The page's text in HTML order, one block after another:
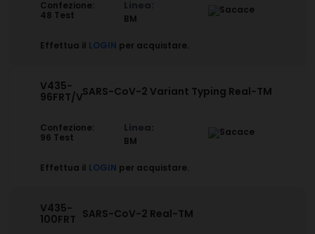
Confezione:
48 Test
Linea:
BM
Effettua il LOGIN per acquistare.
V435-
96FRT/VSARS-CoV-2 Variant Typing Real-TM
Confezione:
96 Test
Linea:
BM
Effettua il LOGIN per acquistare.
V435-
100FRT SARS-CoV-2 Real-TM